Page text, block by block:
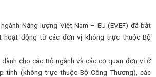
Năng lượng Việt Nam – EU (EVEF) đã bắt
hoạt động từ các đơn vị không trực thuộc Bộ
cho các Bộ ngành và các cơ quan đơn vị ở
tỉnh (không trực thuộc Bộ Công Thương), các